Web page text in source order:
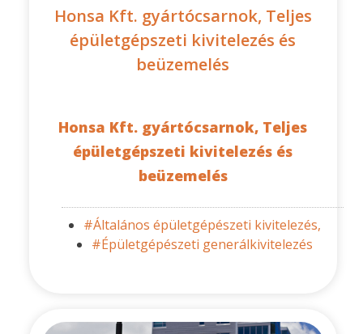
Honsa Kft. gyártócsarnok, Teljes
épületgépszeti kivitelezés és
beüzemelés
Honsa Kft. gyártócsarnok, Teljes
épületgépszeti kivitelezés és
beüzemelés
#Általános épületgépészeti kivitelezés,
#Épületgépészeti generálkivitelezés